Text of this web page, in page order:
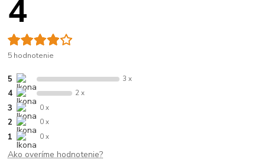
4
5 hodnotenie
5 3 x
4 2 x
3 0 x
2 0 x
1 0 x
Ako overíme hodnotenie?